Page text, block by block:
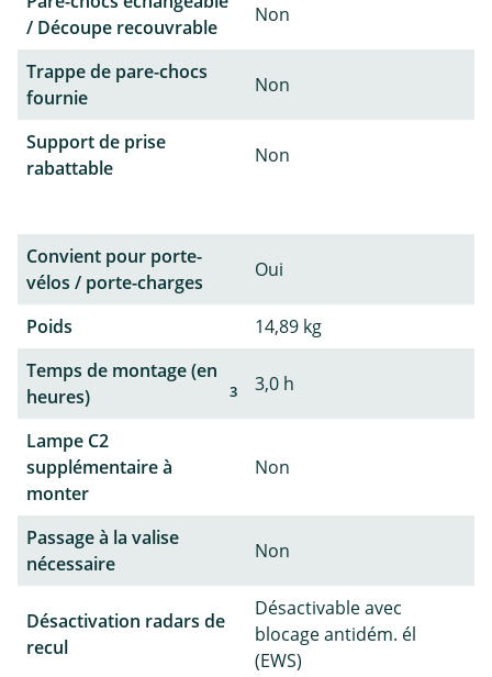
/ Découpe recouvrable
Non
Trappe de pare-chocs
fournie
Non
Support de prise
rabattable
Non
Convient pour porte-
vélos / porte-charges
Oui
Poids
14,89 kg
Temps de montage (en
heures)
3 3,0 h
Lampe C2
supplémentaire à
monter
Non
Passage à la valise
nécessaire
Non
Désactivation radars de
recul
Désactivable avec
blocage antidém. él
(EWS)